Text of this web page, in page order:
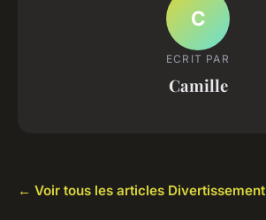
C
ECRIT PAR
Camille
← Voir tous les articles Divertissement